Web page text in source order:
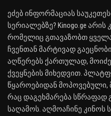
ეძებ ინფორმაციას
სერიალებზე? Kinogo.ge
რომელიც გთავაზობთ
ჩვენთან მარტივად
აღწერებს ქართულად,
ქვეყნების მიხედვით.
წყაროებიდან
რაც დაგეხმარება სწრაფად
საღამოს. აღმოაჩინე კინოს